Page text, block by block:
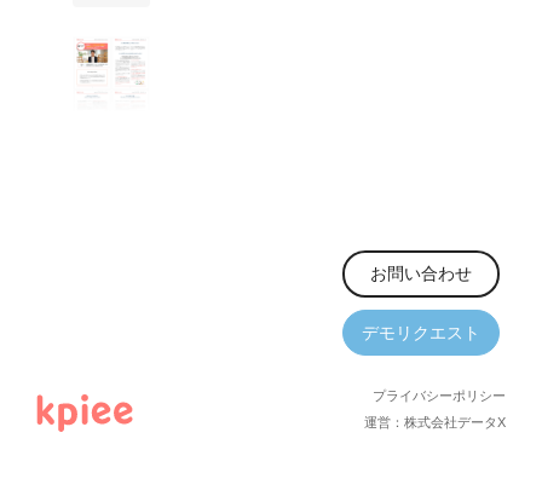
お問い合わせ
デモリクエスト
プライバシーポリシー
運営：株式会社データX